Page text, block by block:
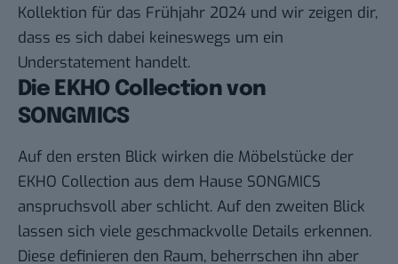
Kollektion für das Frühjahr 2024 und wir zeigen dir,
dass es sich dabei keineswegs um ein
Understatement handelt.
Die EKHO Collection von
SONGMICS
Auf den ersten Blick wirken die Möbelstücke der
EKHO Collection aus dem Hause SONGMICS
anspruchsvoll aber schlicht. Auf den zweiten Blick
lassen sich viele geschmackvolle Details erkennen.
Diese definieren den Raum, beherrschen ihn aber